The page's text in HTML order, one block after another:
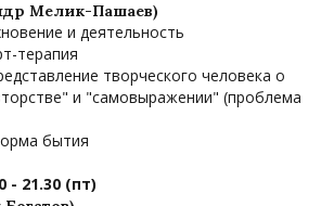
Мелик-Пашаев)
и деятельность
терапия
творческого человека о
и "самовыражении" (проблема
бытия
- 21.30 (пт)